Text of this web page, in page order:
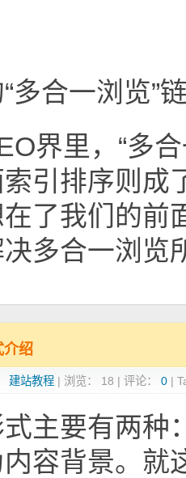
多合一浏览”
界里，“多
引排序则成
了我们的前
多合一浏览
介绍
建站教程 | 浏览： 18 | 评论： 0 |
主要有两种
容背景。就